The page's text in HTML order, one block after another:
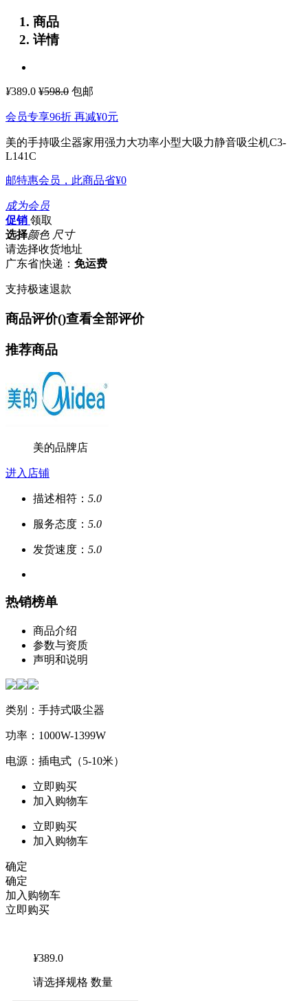
商品
详情
¥389.0 ¥598.0 包邮
会员专享96折 再减¥0元
美的手持吸尘器家用强力大功率小型大吸力静音吸尘机C3-
L141C
邮特惠会员，此商品省¥0
成为会员
促销 领取
选择颜色 尺寸
请选择收货地址
广东省|快递： 免运费
支持极速退款
商品评价()查看全部评价
推荐商品
美的品牌店
进入店铺
描述相符： 5.0
服务态度： 5.0
发货速度： 5.0
热销榜单
商品介绍
参数与资质
声明和说明
类别：手持式吸尘器
功率：1000W-1399W
电源：插电式（5-10米）
立即购买
加入购物车
立即购买
加入购物车
确定
确定
加入购物车
立即购买
¥389.0
请选择规格 数量